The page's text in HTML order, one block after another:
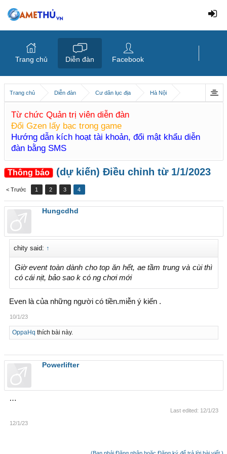
Trang chủ Diễn đàn Cư dân lục địa Hà Nội
Từ chức Quản trị viên diễn đàn
Đổi Gzen lấy bạc trong game
Hướng dẫn kích hoạt tài khoản, đổi mật khẩu diễn
đàn bằng SMS
Thông báo (dự kiến) Điều chỉnh từ 1/1/2023
< Trước 1 2 3 4
Hungcdhd
chity said: ↑
Giờ event toàn dành cho top ăn hết, ae tầm trung và cùi thì
có cái nịt, bảo sao k có ng chơi mới
Even là của những người có tiền.miễn ý kiến .
10/1/23
OppaHq thích bài này.
Powerlifter
…
Last edited: 12/1/23
12/1/23
Trang chủ Diễn đàn Facebook